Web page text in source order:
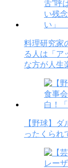
料理研究家
る人は「ア
な方が人
【野球】
ったくられ